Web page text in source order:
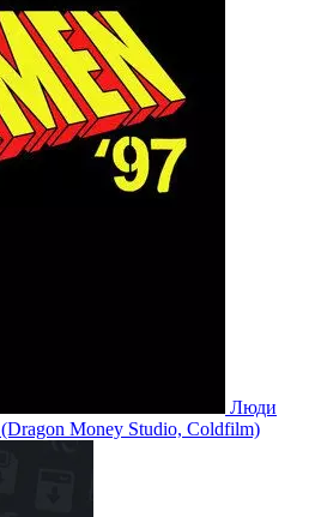
Люди
(Dragon Money Studio, Coldfilm)